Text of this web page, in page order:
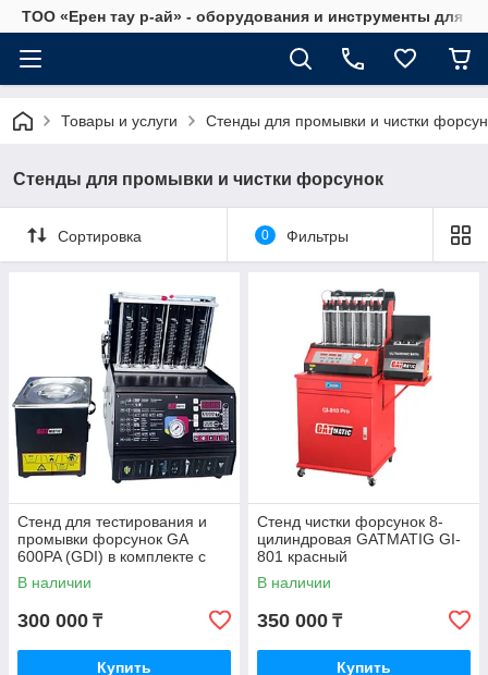
ТОО «Ерен тау р-ай» - оборудования и инструменты для
Товары и услуги Стенды для промывки и чистки
Стенды для промывки и чистки форсунок
Сортировка 0 Фильтры
Стенд для тестирования и
промывки форсунок GA
600PA (GDI) в комплекте с
жидкостью для тестирования
В наличии
300 000 ₸
Купить
Стенд чистки форсунок 8-
цилиндровая GATMATIG GI-
801 красный
В наличии
350 000 ₸
Купить